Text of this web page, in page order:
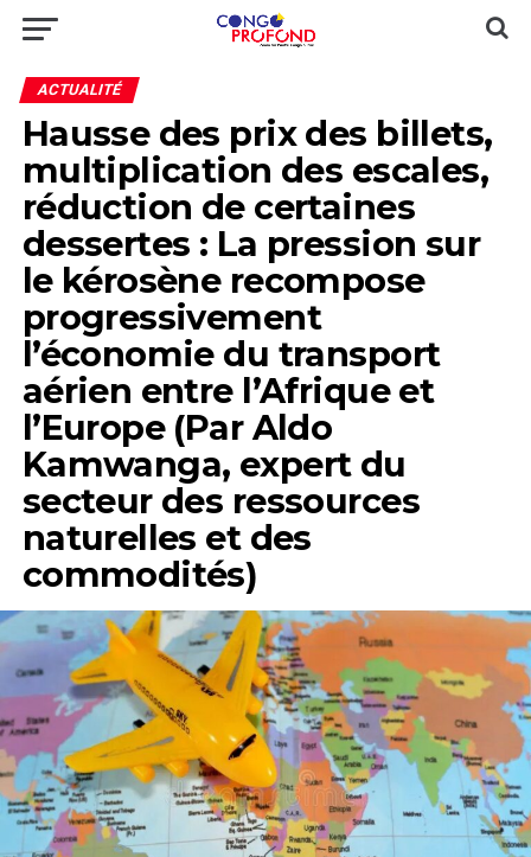
ACTUALITÉ
Hausse des prix des billets,
multiplication des escales,
réduction de certaines
dessertes : La pression sur
le kérosène recompose
progressivement
l’économie du transport
aérien entre l’Afrique et
l’Europe (Par Aldo
Kamwanga, expert du
secteur des ressources
naturelles et des
commodités)